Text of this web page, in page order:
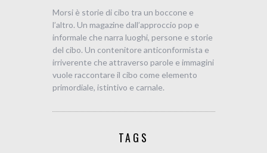
Morsi è storie di cibo tra un boccone e
l’altro. Un magazine dall’approccio pop e
informale che narra luoghi, persone e storie
del cibo. Un contenitore anticonformista e
irriverente che attraverso parole e immagini
vuole raccontare il cibo come elemento
primordiale, istintivo e carnale.
TAGS